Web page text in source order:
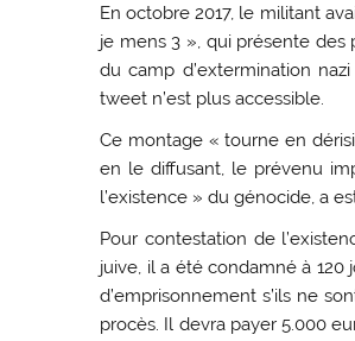
En octobre 2017, le militant
je mens 3 », qui présente
du camp d’extermination
tweet n’est plus accessible.
Ce montage « tourne en
en le diffusant, le prévenu
l’existence » du génocide, a
Pour contestation de
juive, il a été condamné à
d’emprisonnement s’ils ne
procès. Il devra payer 5.000